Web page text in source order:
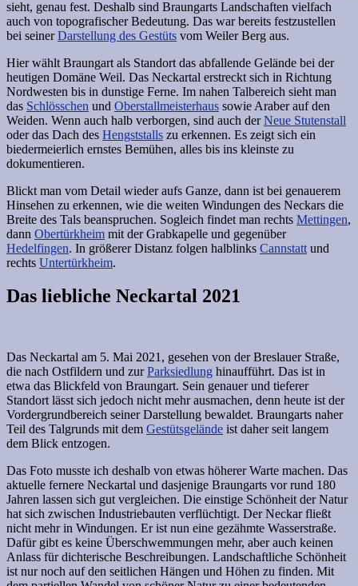
sieht, genau fest. Deshalb sind Braungarts Landschaften vielfach
auch von topografischer Bedeutung. Das war bereits festzustellen
bei seinerDarstellung des Gestüts vom Weiler Berg aus.
Hier wählt Braungart als Standort das abfallende Gelände bei der
heutigen Domäne Weil. Das Neckartal erstreckt sich in Richtung
Nordwesten bis in dunstige Ferne. Im nahen Talbereich sieht man
das Schlösschen und Oberstallmeisterhaus sowie Araber auf den
Weiden. Wenn auch halb verborgen, sind auch derNeue Stutenstall
oder das Dach des Hengststalls zu erkennen. Es zeigt sich ein
biedermeierlich ernstes Bemühen, alles bis ins kleinste zu
dokumentieren.
Blickt man vom Detail wieder aufs Ganze, dann ist bei genauerem
Hinsehen zu erkennen, wie die weiten Windungen des Neckars die
Breite des Tals beanspruchen. Sogleich findet man rechts Mettingen,
dann Obertürkheim mit der Grabkapelle und gegenüber
Hedelfingen. In größerer Distanz folgen halblinks Cannstatt und
rechts Untertürkheim.
Das liebliche Neckartal 2021
Das Neckartal am 5. Mai 2021, gesehen von der Breslauer Straße,
die nach Ostfildern und zurParksiedlung hinaufführt. Das ist in
etwa das Blickfeld von Braungart. Sein genauer und tieferer
Standort lässt sich jedoch nicht mehr ausmachen, denn heute ist der
Vordergrundbereich seiner Darstellung bewaldet. Braungarts naher
Teil des Talgrunds mit dem Gestütsgelände ist daher seit langem
dem Blick entzogen.
Das Foto musste ich deshalb von etwas höherer Warte machen. Das
aktuelle fernere Neckartal und dasjenige Braungarts vor rund 180
Jahren lassen sich gut vergleichen. Die einstige Schönheit der Natur
hat sich zwischen Industriebauten verflüchtigt. Der Neckar fließt
nicht mehr in Windungen. Er ist nun eine gezähmte Wasserstraße.
Dafür gibt es keine Überschwemmungen mehr, aber auch keinen
Anlass für dichterische Beschreibungen. Landschaftliche Schönheit
ist nur noch auf den seitlichen Hängen und Höhen zu finden. Mit